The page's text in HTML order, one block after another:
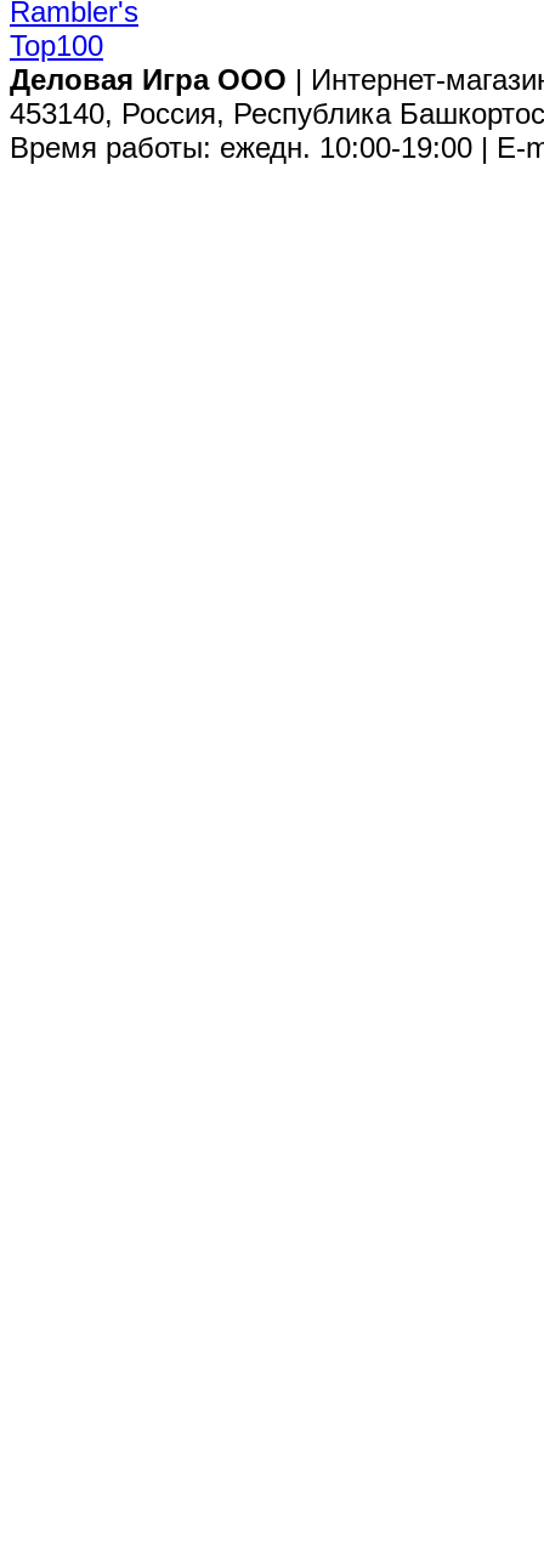
Деловая Игра ООО | Интернет-
453140, Россия, Республика
Время работы: ежедн. 10:00-19:00 | E-